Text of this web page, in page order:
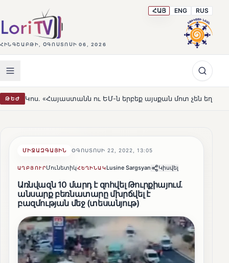
ՀԻՆԳՇԱԲԹԻ, ՕԳՈՍՏՈՍԻ 06, 2026
ՀԱՅ ENG RUS
ԹԵԺ ու ԵՄ-ն երբեք այսքան մոտ չեն եղել» HOT
ՄԻՋԱԶԳԱՅԻՆ ՕԳՈՍՏՈՍԻ 22, 2022, 13:05
ԱՂԲՅՈՒՐՄունետիկՀԵՂԻՆԱԿLusine Sargsyan Կիսվել
Առնվազն 10 մարդ է զոհվել Թուրքիայում.
անսարք բեռնատարը մխրճվել է
բազմության մեջ (տեսանյութ)